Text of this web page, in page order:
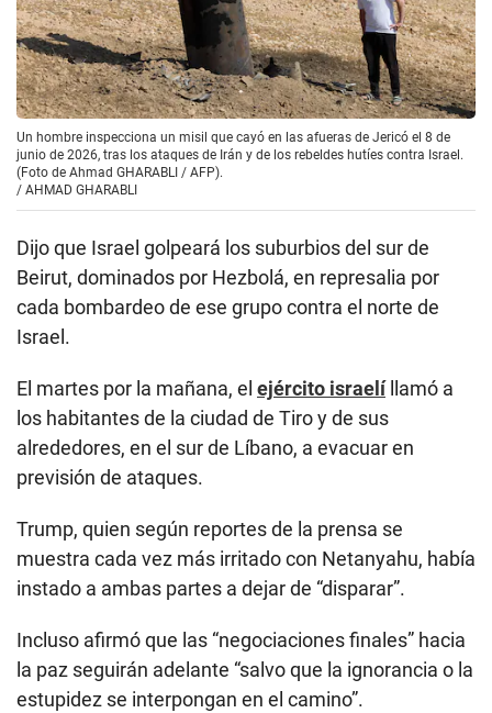
Un hombre inspecciona un misil que cayó en las afueras de Jericó el 8 de
junio de 2026, tras los ataques de Irán y de los rebeldes hutíes contra Israel.
(Foto de Ahmad GHARABLI / AFP).
/ AHMAD GHARABLI
Dijo que Israel golpeará los suburbios del sur de
Beirut, dominados por Hezbolá, en represalia por
cada bombardeo de ese grupo contra el norte de
Israel.
El martes por la mañana, el ejército israelíllamó a
los habitantes de la ciudad de Tiro y de sus
alrededores, en el sur de Líbano, a evacuar en
previsión de ataques.
Trump, quien según reportes de la prensa se
muestra cada vez más irritado con Netanyahu, había
instado a ambas partes a dejar de “disparar”.
Incluso afirmó que las “negociaciones finales” hacia
la paz seguirán adelante “salvo que la ignorancia o la
estupidez se interpongan en el camino”.